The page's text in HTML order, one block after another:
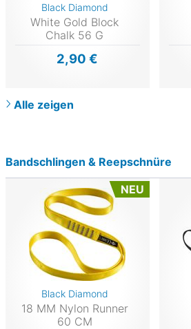
Black Diamond
White Gold Block
Chalk 56 G
2,90 €
Alle zeigen
Bandschlingen & Reepschnüre
NEU
Black Diamond
18 MM Nylon Runner
60 CM